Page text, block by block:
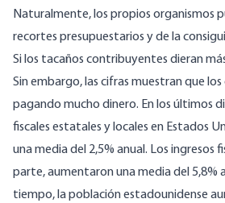
Naturalmente, los propios organismos
recortes presupuestarios y de la
Si los tacaños contribuyentes dieran
Sin embargo, las cifras muestran que
pagando mucho dinero. En los últimos
fiscales estatales y locales en Estados
una media del 2,5% anual. Los ingresos
parte, aumentaron una media del 5,8%
tiempo, la población estadounidense